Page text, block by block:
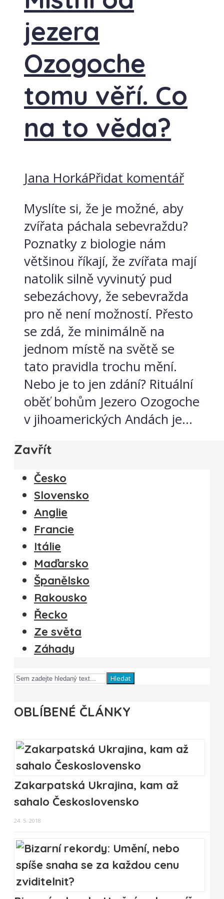
jezera
Ozogoche
tomu věří. Co
na to věda?
Jana HorkáPřidat komentář
Myslíte si, že je možné, aby
zvířata páchala sebevraždu?
Poznatky z biologie nám
většinou říkají, že zvířata mají
natolik silně vyvinutý pud
sebezáchovy, že sebevražda
pro ně není možností. Přesto
se zdá, že minimálně na
jednom místě na světě se
tato pravidla trochu mění.
Nebo je to jen zdání? Rituální
oběť bohům Jezero Ozogoche
v jihoamerických Andách je...
Zavřít
Česko
Slovensko
Anglie
Francie
Itálie
Maďarsko
Španělsko
Rakousko
Řecko
Ze světa
Záhady
Hledat
OBLÍBENÉ ČLÁNKY
Zakarpatská Ukrajina, kam až
sahalo Československo
24. 5. 2018